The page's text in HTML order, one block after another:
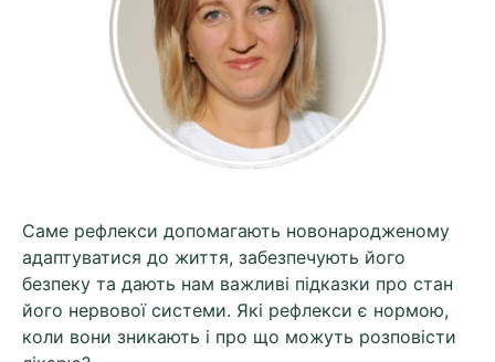
Саме рефлекси допомагають новонародженому
адаптуватися до життя, забезпечують його
безпеку та дають нам важливі підказки про стан
його нервової системи. Які рефлекси є нормою,
коли вони зникають і про що можуть розповісти